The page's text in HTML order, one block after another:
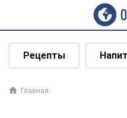
Рецепты
Главная